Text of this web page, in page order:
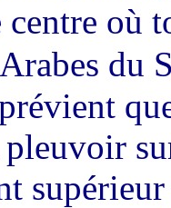
centre où
du